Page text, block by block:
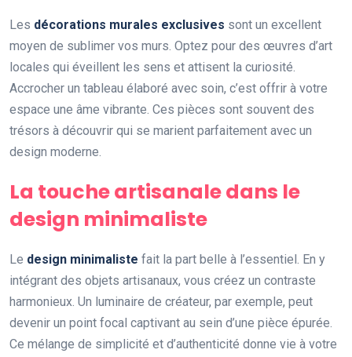
Les décorations murales exclusives sont un excellent
moyen de sublimer vos murs. Optez pour des œuvres d’art
locales qui éveillent les sens et attisent la curiosité.
Accrocher un tableau élaboré avec soin, c’est offrir à votre
espace une âme vibrante. Ces pièces sont souvent des
trésors à découvrir qui se marient parfaitement avec un
design moderne.
La touche artisanale dans le
design minimaliste
Le design minimaliste fait la part belle à l’essentiel. En y
intégrant des objets artisanaux, vous créez un contraste
harmonieux. Un luminaire de créateur, par exemple, peut
devenir un point focal captivant au sein d’une pièce épurée.
Ce mélange de simplicité et d’authenticité donne vie à votre